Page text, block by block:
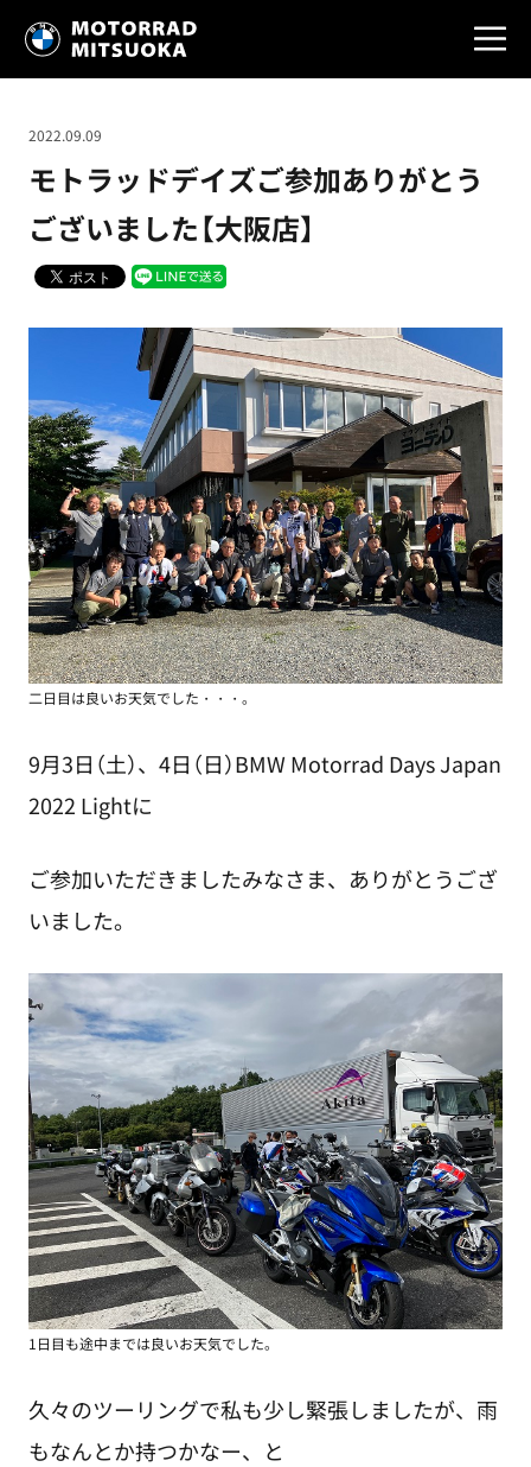
モトラッドデイズご参加ありがとう
ございました【大阪店】
2022.09.09
二日目は良いお天気でした・・・。
9月3日（土）、4日（日）BMW Motorrad Days Japan
2022 Lightに
ご参加いただきましたみなさま、ありがとうござ
いました。
1日目も途中までは良いお天気でした。
久々のツーリングで私も少し緊張しましたが、雨
もなんとか持つかなー、と